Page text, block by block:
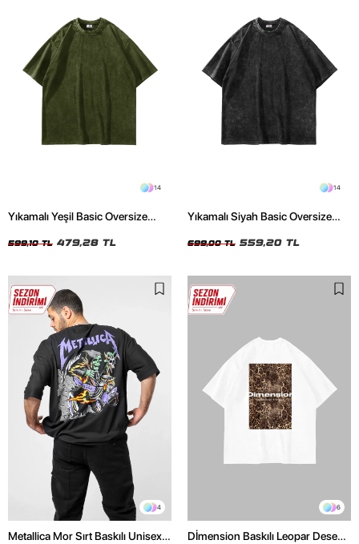
14
Yıkamalı Yeşil Basic Oversize
599,10 TL 479,28 TL
14
Yıkamalı Siyah Basic Oversize
699,00 TL 559,20 TL
4
Metallica Mor Sırt Baskılı Unisex
6
Dİmension Baskılı Leopar Desenli